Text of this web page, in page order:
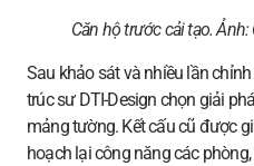
Căn hộ trước cải tạo. Ảnh:
Sau khảo sát và nhiều lần
trúc sư DTI-Design chọn giải
mảng tường. Kết cấu cũ được
hoạch lại công năng các